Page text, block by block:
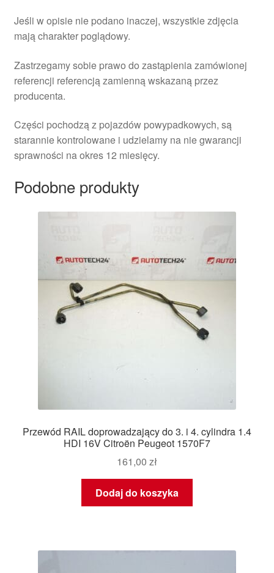
Jeśli w opisie nie podano inaczej, wszystkie zdjęcia
mają charakter poglądowy.
Zastrzegamy sobie prawo do zastąpienia zamówionej
referencji referencją zamienną wskazaną przez
producenta.
Części pochodzą z pojazdów powypadkowych, są
starannie kontrolowane i udzielamy na nie gwarancji
sprawności na okres 12 miesięcy.
Podobne produkty
Przewód RAIL doprowadzający do 3. i 4. cylindra 1.4
HDI 16V Citroën Peugeot 1570F7
161,00 zł
Dodaj do koszyka